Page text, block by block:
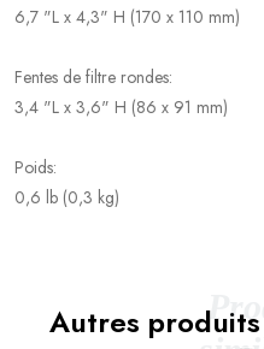
6,7 "L x 4,3" H (170 x 110 mm)
Fentes de filtre rondes:
3,4 "L x 3,6" H (86 x 91 mm)
Poids:
0,6 lb (0,3 kg)
Autres